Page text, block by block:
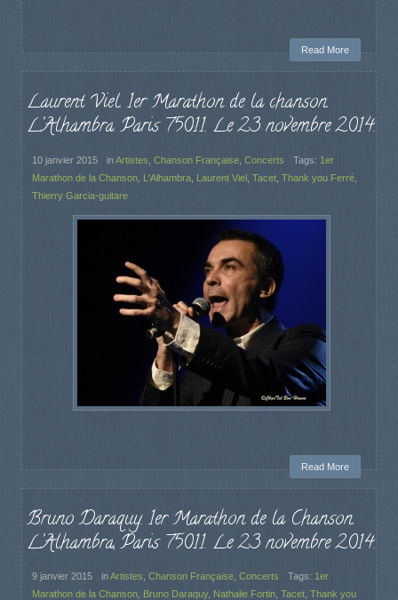
Read More
Laurent Viel. 1er Marathon de la chanson.
L’Alhambra. Paris 75011. Le 23 novembre 2014.
10 janvier 2015 inArtistes Chanson Française Concerts Tags: 1er
Marathon de la Chanson L'Alhambra Laurent Viel Tacet Thank you Ferré
Thierry Garcia-guitare
Read More
Bruno Daraquy. 1er Marathon de la Chanson.
L’Alhambra, Paris 75011. Le 23 novembre 2014.
9 janvier 2015 inArtistes Chanson Française Concerts Tags: 1er
Marathon de la Chanson Bruno Daraquy, Nathalie Fortin Tacet Thank you